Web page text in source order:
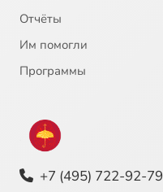
Отчёты
Им помогли
Программы
+7 (495) 722-92-79